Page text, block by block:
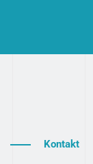
Kontakt